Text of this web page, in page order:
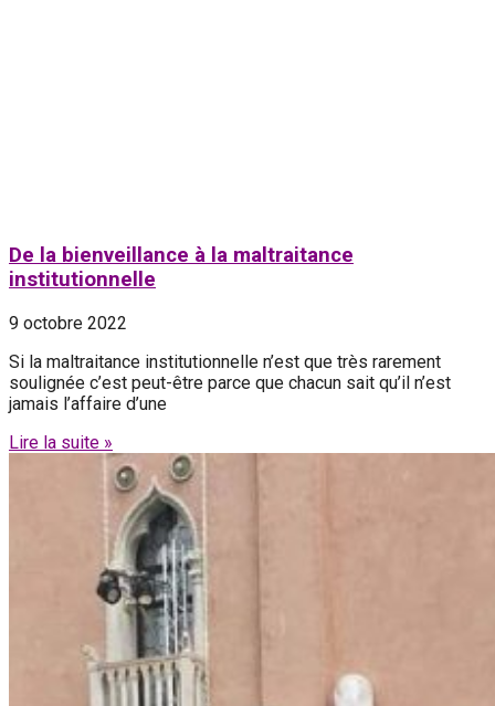
De la bienveillance à la maltraitance
institutionnelle
9 octobre 2022
Si la maltraitance institutionnelle n’est que très rarement
soulignée c’est peut-être parce que chacun sait qu’il n’est
jamais l’affaire d’une
Lire la suite »